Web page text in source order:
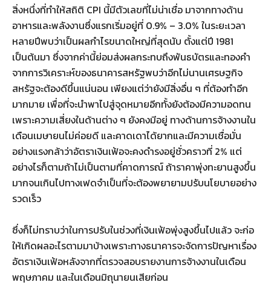
สิ่งหนึ่งที่ทำให้สถิติ CPI นี้มีตัวเลขที่ไม่น่าเชื่อ มาจากทางด้าน
อาหารและพลังงานซึ่งแรกเริ่มอยู่ที่ 0.9% – 3.0% ในระยะเวลา
หลายปีพบว่าเป็นผลกำไรขนาดใหญ่ที่สุดนับ ตั้งแต่ปี 1981
เป็นต้นมา ซึ่งจากค่านี้ย่อมส่งผลกระทบถึงพันธบัตรและทองคำ
จากการวิเคราะห์ของธนาคารสหรัฐพบว่าอีกไม่นานเศรษฐกิจ
สหรัฐจะต้องดีขึ้นแน่นอน เพียงแต่ว่ายังมีสิ่งอื่น ๆ ที่ต้องทำอีก
มากมาย เพื่อที่จะนำพาไปสู่จุดหมายอีกทั้งยังต้องมีความอดทน
เพราะความเสี่ยงในด้านต่าง ๆ ยังคงมีอยู่ ทางด้านการจ้างงานใน
เดือนเมษายนไม่ค่อยดี และคาดเดาได้ยากและมีความเชื่อมั่น
อย่างแรงกล้าว่าอัตราเงินเฟ้อจะคงดำรงอยู่ชั่วคราวที่ 2% แต่
อย่างไรก็ตามถ้าไม่เป็นตามที่คาดการณ์ ถ้าราคาพุ่งทะยานสูงขึ้น
มากจนเกินไปทางเฟดจำเป็นที่จะต้องพยายามปรับนโยบายอย่าง
รวดเร็ว
ซึ่งก็ไม่ทราบว่าในการปรับในช่วงที่เงินเฟ้อพุ่งสูงขึ้นไปแล้ว จะก่อ
ให้เกิดผลอะไรตามมาบ้างเพราะทางธนาคารจะจัดการปัญหาเรื่อง
อัตราเงินเฟ้อหลังจากที่ตรวจสอบรายงานการจ้างงานในเดือน
พฤษภาคม และในเดือนมิถุนายนเสียก่อน